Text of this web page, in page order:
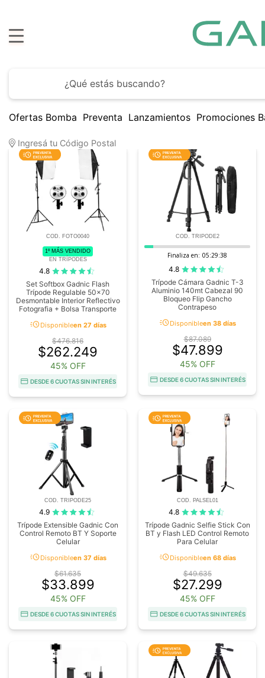
Ofertas Bomba Preventa Lanzamientos Promociones
Ingresá tu Código Postal
16
COD. FOTO0040
1º MÁS VENDIDO
EN TRÍPODES
4.8
Set Softbox Gadnic Flash
Trípode Regulable 50x70
Desmontable Interior Reflectivo
Fotografia + Bolsa Transporte
acuteDisponibleen 27 días
$476.816
$262.249
45% OFF
DESDE 6 CUOTAS SIN INTERÉS
COD. TRIPODE2
Finaliza en: 05:29:37
4.8
Trípode Cámara Gadnic T-3
Aluminio 140mt Cabezal 90
Bloqueo Flip Gancho
Contrapeso
acuteDisponibleen 38 días
$87.089
$47.899
45% OFF
DESDE 6 CUOTAS SIN INTERÉS
COD. TRIPODE25
4.9
Trípode Extensible Gadnic Con
Control Remoto BT Y Soporte
Celular
acuteDisponibleen 37 días
$61.635
$33.899
45% OFF
DESDE 6 CUOTAS SIN INTERÉS
COD. PALSEL01
4.8
Trípode Gadnic Selfie Stick Con
BT y Flash LED Control Remoto
Para Celular
acuteDisponibleen 68 días
$49.635
$27.299
45% OFF
DESDE 6 CUOTAS SIN INTERÉS